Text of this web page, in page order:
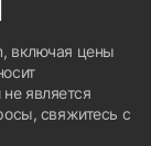
включая цены
является
свяжитесь с